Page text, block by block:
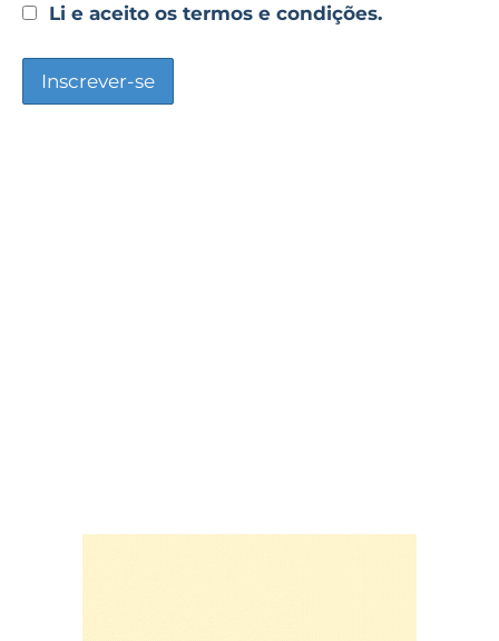
Li e aceito os termos e condições.